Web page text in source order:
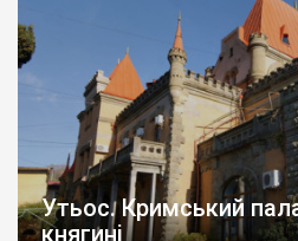
Утьос. Кримський
княгині